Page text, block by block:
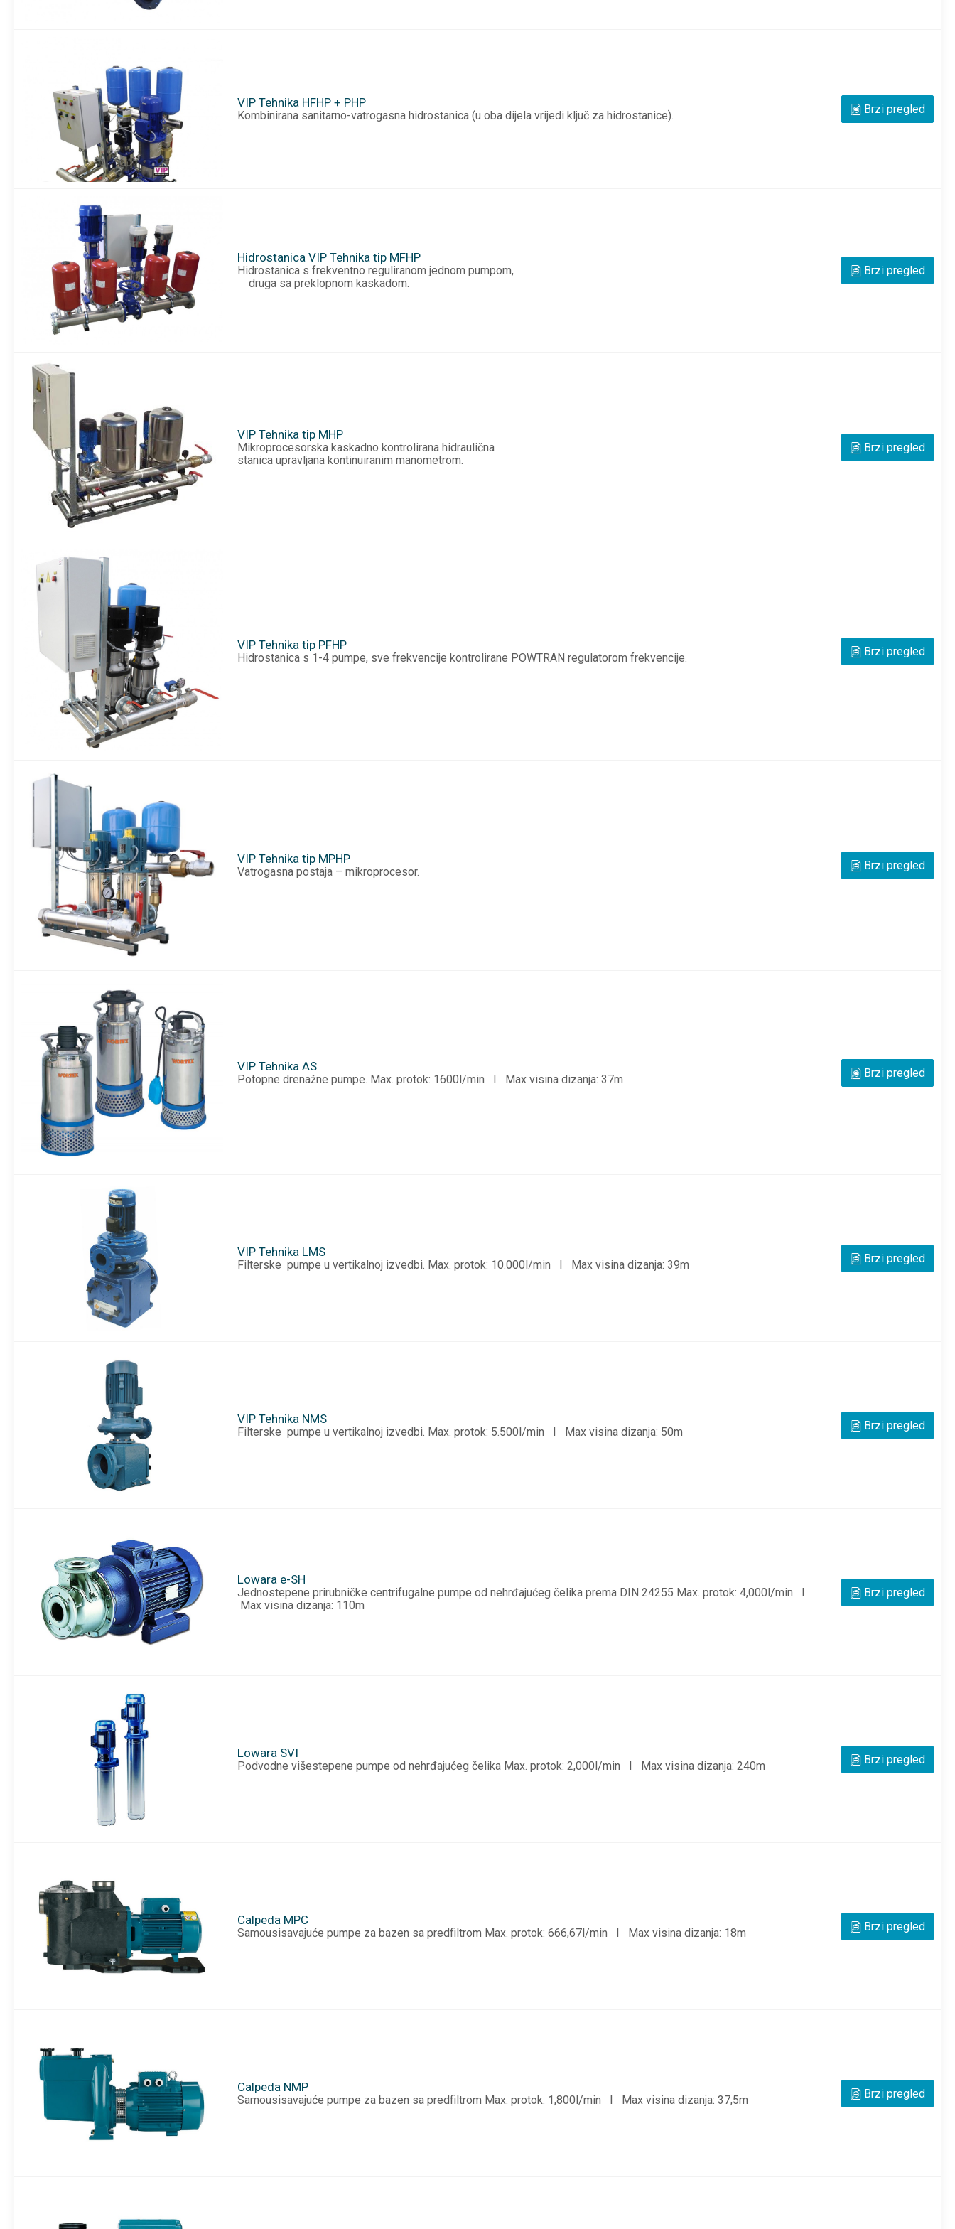
VIP Tehnika HFHP + PHP
Kombinirana sanitarno-vatrogasna hidrostanica (u oba dijela vrijedi ključ za hidrostanice). Brzi pregled
Hidrostanica VIP Tehnika tip MFHP
Hidrostanica s frekventno reguliranom jednom pumpom,
druga sa preklopnom kaskadom.
Brzi pregled
VIP Tehnika tip MHP
Mikroprocesorska kaskadno kontrolirana hidraulična
stanica upravljana kontinuiranim manometrom.
Brzi pregled
VIP Tehnika tip PFHP
Hidrostanica s 1-4 pumpe, sve frekvencije kontrolirane POWTRAN regulatorom frekvencije. Brzi pregled
VIP Tehnika tip MPHP
Vatrogasna postaja – mikroprocesor. Brzi pregled
VIP Tehnika AS
Potopne drenažne pumpe. Max. protok: 1600l/min I Max visina dizanja: 37m Brzi pregled
VIP Tehnika LMS
Filterske pumpe u vertikalnoj izvedbi. Max. protok: 10.000l/min I Max visina dizanja: 39m Brzi pregled
VIP Tehnika NMS
Filterske pumpe u vertikalnoj izvedbi. Max. protok: 5.500l/min I Max visina dizanja: 50m Brzi pregled
Lowara e-SH
Jednostepene prirubničke centrifugalne pumpe od nehrđajućeg čelika prema DIN 24255 Max. protok: 4,000l/min I
Max visina dizanja: 110m
Brzi pregled
Lowara SVI
Podvodne višestepene pumpe od nehrđajućeg čelika Max. protok: 2,000l/min I Max visina dizanja: 240m Brzi pregled
Calpeda MPC
Samousisavajuće pumpe za bazen sa predfiltrom Max. protok: 666,67l/min I Max visina dizanja: 18m Brzi pregled
Calpeda NMP
Samousisavajuće pumpe za bazen sa predfiltrom Max. protok: 1,800l/min I Max visina dizanja: 37,5m Brzi pregled